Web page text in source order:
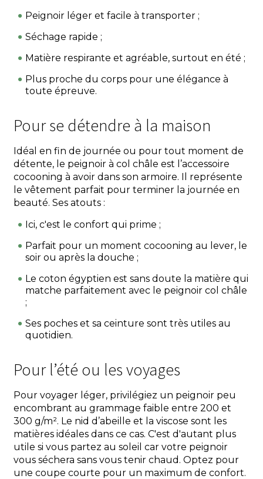
Peignoir léger et facile à transporter ;
Séchage rapide ;
Matière respirante et agréable, surtout en été ;
Plus proche du corps pour une élégance à
toute épreuve.
Pour se détendre à la maison
Idéal en fin de journée ou pour tout moment de
détente, le peignoir à col châle est l’accessoire
cocooning à avoir dans son armoire. Il représente
le vêtement parfait pour terminer la journée en
beauté. Ses atouts :
Ici, c'est le confort qui prime ;
Parfait pour un moment cocooning au lever, le
soir ou après la douche ;
Le coton égyptien est sans doute la matière qui
matche parfaitement avec le peignoir col châle
;
Ses poches et sa ceinture sont très utiles au
quotidien.
Pour l’été ou les voyages
Pour voyager léger, privilégiez un peignoir peu
encombrant au grammage faible entre 200 et
300 g/m². Le nid d’abeille et la viscose sont les
matières idéales dans ce cas. C'est d'autant plus
utile si vous partez au soleil car votre peignoir
vous séchera sans vous tenir chaud. Optez pour
une coupe courte pour un maximum de confort.